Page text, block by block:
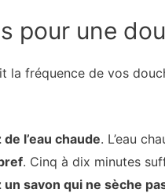
pour une
la fréquence de vos
l’eau chaude. L’eau
. Cinq à dix minutes
un savon qui ne sèche